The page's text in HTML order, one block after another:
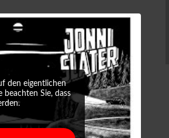
den eigentlichen
beachten Sie, dass